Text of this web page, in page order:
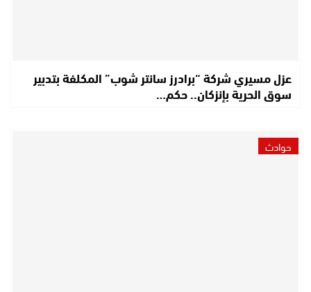
عزل مسيري شركة “برادرز سانتر شوب” المكلفة بتدبير
سوق الحرية بإنزكان.. حكم…
حوادث